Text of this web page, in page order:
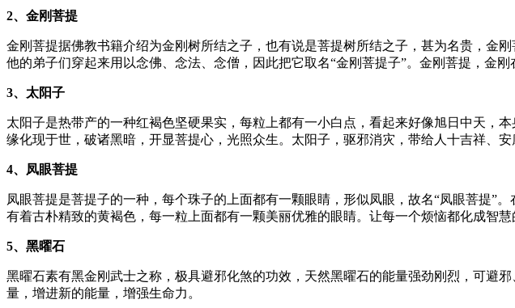
2、金刚菩提
金刚菩提据佛教书籍介绍为金刚树所结之子，也有说是菩提树所结之子，甚为名贵，金
他的弟子们穿起来用以念佛、念法、念僧，因此把它取名“金刚菩提子”。金刚菩提，金
3、太阳子
太阳子是热带产的一种红褐色坚硬果实，每粒上都有一小白点，看起来好像旭日中天，
缘化现于世，破诸黑暗，开显菩提心，光照众生。太阳子，驱邪消灾，带给人十吉祥、
4、凤眼菩提
凤眼菩提是菩提子的一种，每个珠子的上面都有一颗眼睛，形似凤眼，故名“凤眼菩提”
有着古朴精致的黄褐色，每一粒上面都有一颗美丽优雅的眼睛。让每一个烦恼都化成智慧
5、黑曜石
黑曜石素有黑金刚武士之称，极具避邪化煞的功效，天然黑曜石的能量强劲刚烈，可避
量，增进新的能量，增强生命力。